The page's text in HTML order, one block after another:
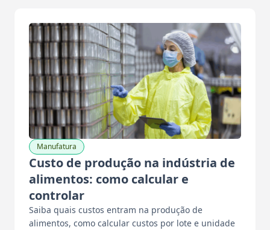
Manufatura
Custo de produção na indústria de
alimentos: como calcular e
controlar
Saiba quais custos entram na produção de
alimentos, como calcular custos por lote e unidade